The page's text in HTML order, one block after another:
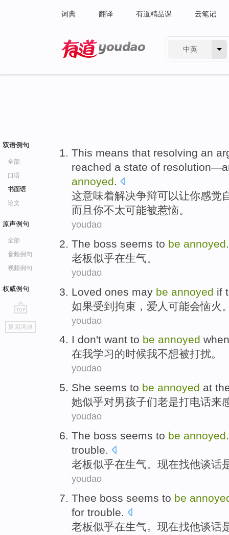
词典 翻译 有道精品课 云笔记
中英
双语例句
全部
口语
书面语
论文
原声例句
全部
音频例句
视频例句
权威例句
go
top
返回词典
This means that resolving an
reached a state of
annoyed.
这意味着解决争辩可以让你感
而且你不太可能被惹恼。
youdao
The boss seems to be annoyed.
老板似乎在生气。
youdao
Loved ones may be annoyed if
如果受到拘束， 爱人 可能会恼火
youdao
I don't want to be annoyed when
在我学习的时候我不想被打扰。
youdao
She seems to be annoyed at
她似乎对男孩子们老是打电话来
youdao
The boss seems to be annoyed
trouble.
老板似乎在生气。 现在找他谈话
youdao
Thee boss seems to be
for trouble.
老板似乎在生气。 现在找他谈话